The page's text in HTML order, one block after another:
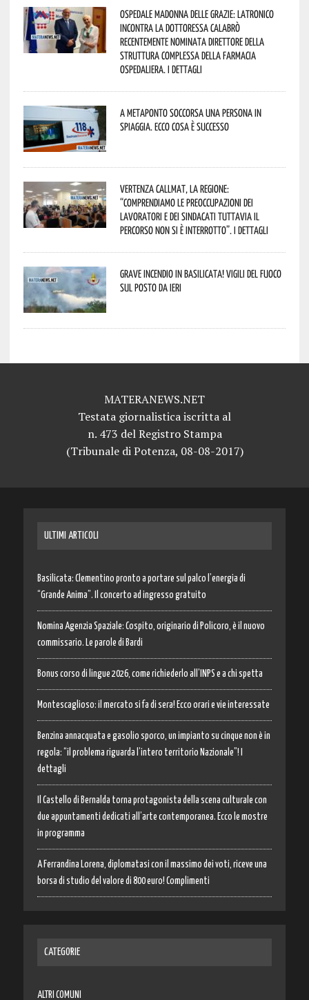
Ospedale Madonna delle Grazie: Latronico
incontra la dottoressa Calabrò
recentemente nominata Direttore della
Struttura Complessa della Farmacia
Ospedaliera. I dettagli
A Metaponto soccorsa una persona in
spiaggia. Ecco cosa è successo
Vertenza CallMat, la Regione:
“comprendiamo le preoccupazioni dei
lavoratori e dei sindacati tuttavia il
percorso non si è interrotto”. I dettagli
Grave incendio in Basilicata! Vigili del fuoco
sul posto da ieri
MATERANEWS.NET
Testata giornalistica iscritta al
n. 473 del Registro Stampa
(Tribunale di Potenza, 08-08-2017)
ULTIMI ARTICOLI
Basilicata: Clementino pronto a portare sul palco l’energia di
“Grande Anima”. Il concerto ad ingresso gratuito
Nomina Agenzia Spaziale: Cospito, originario di Policoro, è il nuovo
commissario. Le parole di Bardi
Bonus corso di lingue 2026, come richiederlo all’INPS e a chi spetta
Montescaglioso: il mercato si fa di sera! Ecco orari e vie interessate
Benzina annacquata e gasolio sporco, un impianto su cinque non è in
regola: “il problema riguarda l’intero territorio Nazionale”! I
dettagli
Il Castello di Bernalda torna protagonista della scena culturale con
due appuntamenti dedicati all’arte contemporanea. Ecco le mostre
in programma
A Ferrandina Lorena, diplomatasi con il massimo dei voti, riceve una
borsa di studio del valore di 800 euro! Complimenti
CATEGORIE
ALTRI COMUNI